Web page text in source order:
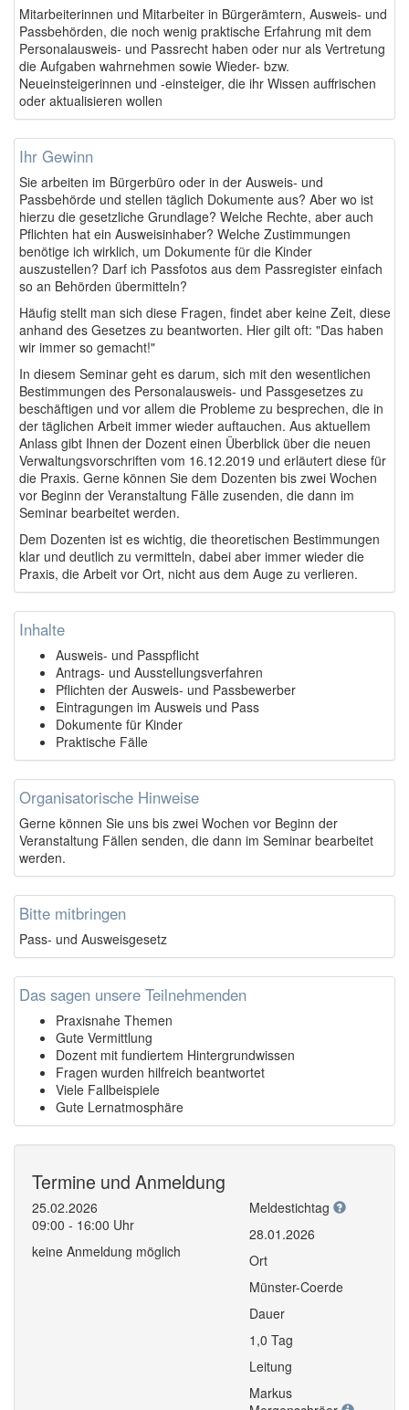
Mitarbeiterinnen und Mitarbeiter in Bürgerämtern, Ausweis- und
Passbehörden, die noch wenig praktische Erfahrung mit dem
Personalausweis- und Passrecht haben oder nur als Vertretung
die Aufgaben wahrnehmen sowie Wieder- bzw.
Neueinsteigerinnen und -einsteiger, die ihr Wissen auffrischen
oder aktualisieren wollen
Ihr Gewinn
Sie arbeiten im Bürgerbüro oder in der Ausweis- und
Passbehörde und stellen täglich Dokumente aus? Aber wo ist
hierzu die gesetzliche Grundlage? Welche Rechte, aber auch
Pflichten hat ein Ausweisinhaber? Welche Zustimmungen
benötige ich wirklich, um Dokumente für die Kinder
auszustellen? Darf ich Passfotos aus dem Passregister einfach
so an Behörden übermitteln?
Häufig stellt man sich diese Fragen, findet aber keine Zeit, diese
anhand des Gesetzes zu beantworten. Hier gilt oft: "Das haben
wir immer so gemacht!"
In diesem Seminar geht es darum, sich mit den wesentlichen
Bestimmungen des Personalausweis- und Passgesetzes zu
beschäftigen und vor allem die Probleme zu besprechen, die in
der täglichen Arbeit immer wieder auftauchen. Aus aktuellem
Anlass gibt Ihnen der Dozent einen Überblick über die neuen
Verwaltungsvorschriften vom 16.12.2019 und erläutert diese für
die Praxis. Gerne können Sie dem Dozenten bis zwei Wochen
vor Beginn der Veranstaltung Fälle zusenden, die dann im
Seminar bearbeitet werden.
Dem Dozenten ist es wichtig, die theoretischen Bestimmungen
klar und deutlich zu vermitteln, dabei aber immer wieder die
Praxis, die Arbeit vor Ort, nicht aus dem Auge zu verlieren.
Inhalte
Ausweis- und Passpflicht
Antrags- und Ausstellungsverfahren
Pflichten der Ausweis- und Passbewerber
Eintragungen im Ausweis und Pass
Dokumente für Kinder
Praktische Fälle
Organisatorische Hinweise
Gerne können Sie uns bis zwei Wochen vor Beginn der
Veranstaltung Fällen senden, die dann im Seminar bearbeitet
werden.
Bitte mitbringen
Pass- und Ausweisgesetz
Das sagen unsere Teilnehmenden
Praxisnahe Themen
Gute Vermittlung
Dozent mit fundiertem Hintergrundwissen
Fragen wurden hilfreich beantwortet
Viele Fallbeispiele
Gute Lernatmosphäre
Termine und Anmeldung
25.02.2026
09:00 - 16:00 Uhr
keine Anmeldung möglich
Meldestichtag
28.01.2026
Ort
Münster-Coerde
Dauer
1,0 Tag
Leitung
Markus